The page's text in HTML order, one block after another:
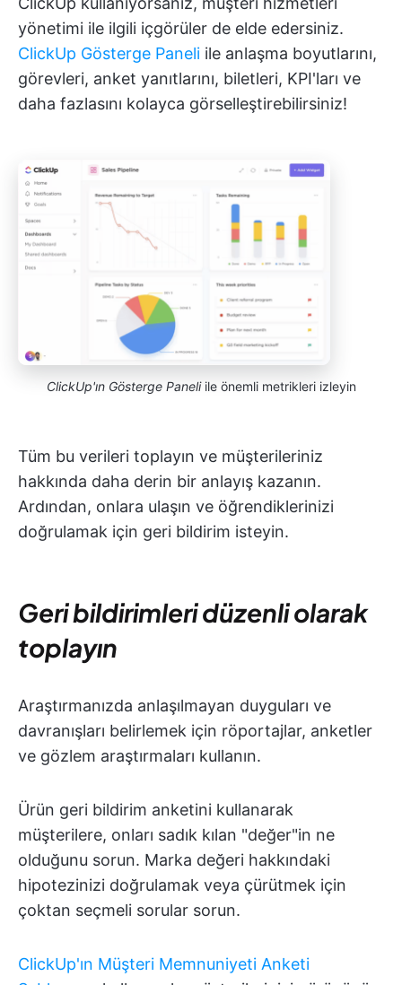
yönetimi ile ilgili içgörüler de elde edersiniz.
ClickUp Gösterge Paneli ile anlaşma boyutlarını,
görevleri, anket yanıtlarını, biletleri, KPI'ları ve
daha fazlasını kolayca görselleştirebilirsiniz!
ClickUp'ın Gösterge Paneliile önemli metrikleri izleyin
Tüm bu verileri toplayın ve müşterileriniz
hakkında daha derin bir anlayış kazanın.
Ardından, onlara ulaşın ve öğrendiklerinizi
doğrulamak için geri bildirim isteyin.
Geri bildirimleri düzenli olarak
toplayın
Araştırmanızda anlaşılmayan duyguları ve
davranışları belirlemek için röportajlar, anketler
ve gözlem araştırmaları kullanın.
Ürün geri bildirim anketini kullanarak
müşterilere, onları sadık kılan "değer"in ne
olduğunu sorun. Marka değeri hakkındaki
hipotezinizi doğrulamak veya çürütmek için
çoktan seçmeli sorular sorun.
ClickUp'ın Müşteri Memnuniyeti Anketi